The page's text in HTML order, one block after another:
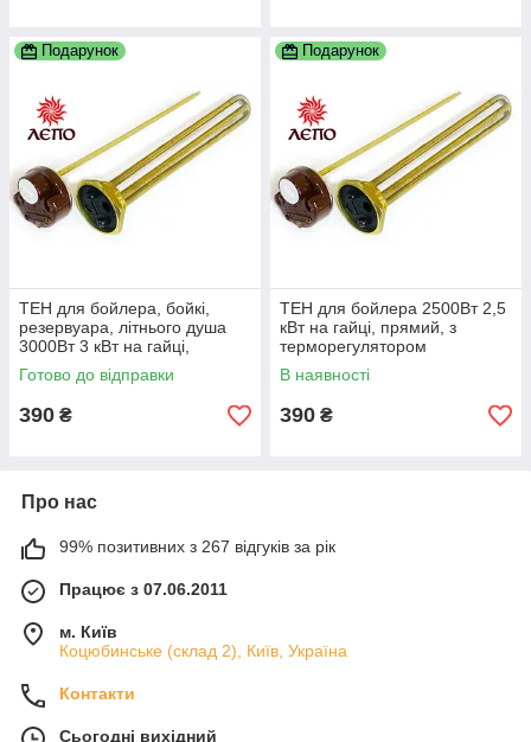
Подарунок
ТЕН для бойлера, бойкі,
резервуара, літнього душа
3000Вт 3 кВт на гайці,
прямий, з терморегулятором
Готово до відправки
390 ₴
Подарунок
ТЕН для бойлера 2500Вт 2,5
кВт на гайці, прямий, з
терморегулятором
В наявності
390 ₴
Про нас
99% позитивних з 267 відгуків за рік
Працює з 07.06.2011
м. Київ
Коцюбинське (склад 2), Київ, Україна
Контакти
Сьогодні вихідний